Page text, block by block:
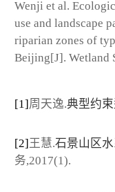
Wenji et al.
use and landscape
riparian zones of
Beijing[J]. Wetland
[1] 周天逸.典型约
[2]王慧.石景山区
务,2017(1).